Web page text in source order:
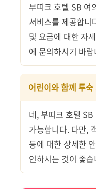
부띠크 호텔 SB 여
서비스를 제공합니
및 요금에 대한 자
에 문의하시기 바
어린이와 함께 투
네, 부띠크 호텔
가능합니다. 다만,
등에 대한 상세한
인하시는 것이 좋